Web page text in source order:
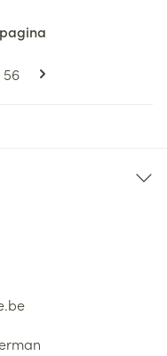
pagina
Pagina
56